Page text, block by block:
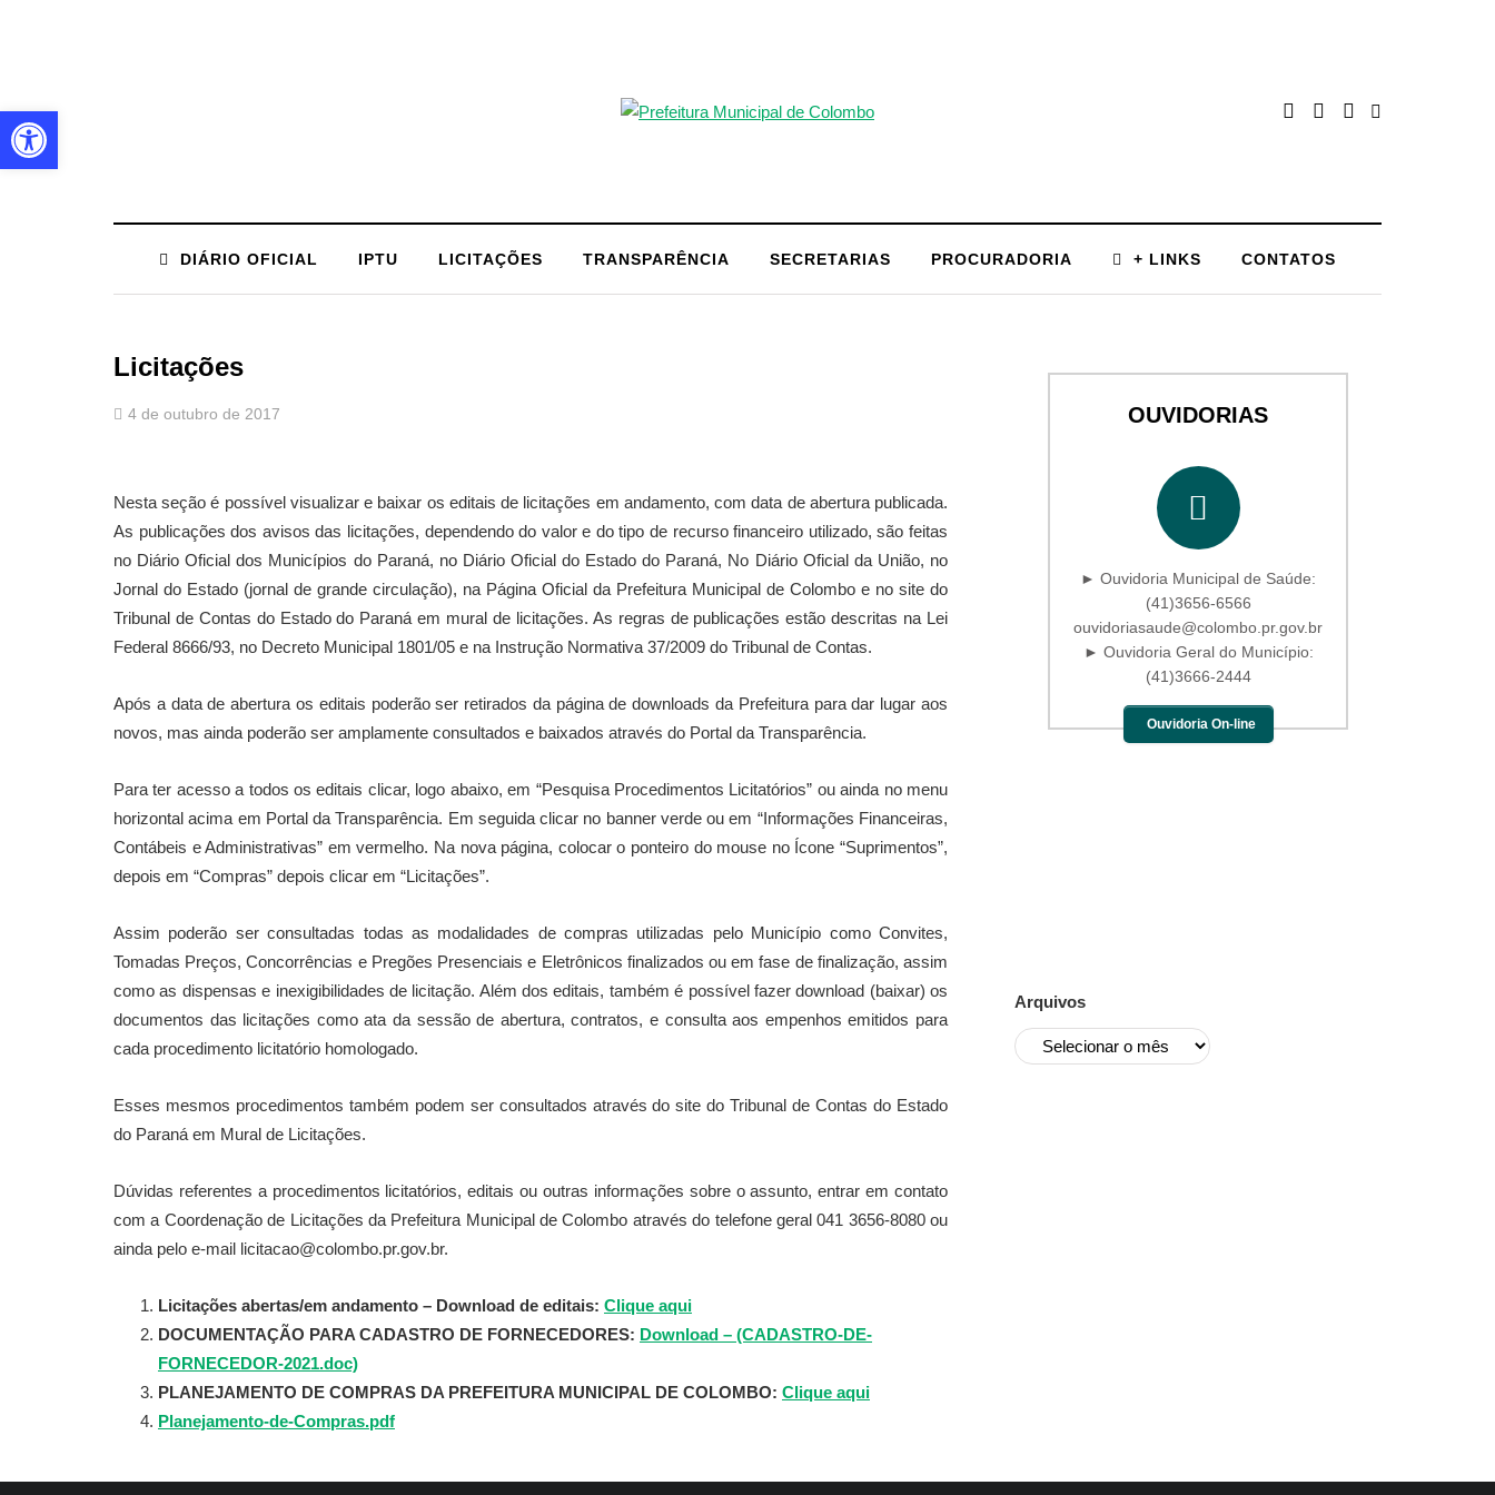
DIÁRIO OFICIAL IPTU LICITAÇÕES TRANSPARÊNCIA SECRETARIAS PROCURADORIA + LINKS CONTATOS
Licitações
4 de outubro de 2017
Nesta seção é possível visualizar e baixar os editais de licitações em andamento, com data de abertura publicada.
As publicações dos avisos das licitações, dependendo do valor e do tipo de recurso financeiro utilizado, são feitas
no Diário Oficial dos Municípios do Paraná, no Diário Oficial do Estado do Paraná, No Diário Oficial da União, no
Jornal do Estado (jornal de grande circulação), na Página Oficial da Prefeitura Municipal de Colombo e no site do
Tribunal de Contas do Estado do Paraná em mural de licitações. As regras de publicações estão descritas na Lei
Federal 8666/93, no Decreto Municipal 1801/05 e na Instrução Normativa 37/2009 do Tribunal de Contas.
Após a data de abertura os editais poderão ser retirados da página de downloads da Prefeitura para dar lugar aos
novos, mas ainda poderão ser amplamente consultados e baixados através do Portal da Transparência.
Para ter acesso a todos os editais clicar, logo abaixo, em “Pesquisa Procedimentos Licitatórios” ou ainda no menu
horizontal acima em Portal da Transparência. Em seguida clicar no banner verde ou em “Informações Financeiras,
Contábeis e Administrativas” em vermelho. Na nova página, colocar o ponteiro do mouse no Ícone “Suprimentos”,
depois em “Compras” depois clicar em “Licitações”.
Assim poderão ser consultadas todas as modalidades de compras utilizadas pelo Município como Convites,
Tomadas Preços, Concorrências e Pregões Presenciais e Eletrônicos finalizados ou em fase de finalização, assim
como as dispensas e inexigibilidades de licitação. Além dos editais, também é possível fazer download (baixar) os
documentos das licitações como ata da sessão de abertura, contratos, e consulta aos empenhos emitidos para
cada procedimento licitatório homologado.
Esses mesmos procedimentos também podem ser consultados através do site do Tribunal de Contas do Estado
do Paraná em Mural de Licitações.
Dúvidas referentes a procedimentos licitatórios, editais ou outras informações sobre o assunto, entrar em contato
com a Coordenação de Licitações da Prefeitura Municipal de Colombo através do telefone geral 041 3656-8080 ou
ainda pelo e-mail licitacao@colombo.pr.gov.br.
Licitações abertas/em andamento – Download de editais: Clique aqui
DOCUMENTAÇÃO PARA CADASTRO DE FORNECEDORES: Download – (CADASTRO-DE-
FORNECEDOR-2021.doc)
PLANEJAMENTO DE COMPRAS DA PREFEITURA MUNICIPAL DE COLOMBO: Clique aqui
Planejamento-de-Compras.pdf
OUVIDORIAS
► Ouvidoria Municipal de Saúde:
(41)3656-6566
ouvidoriasaude@colombo.pr.gov.br
► Ouvidoria Geral do Município:
(41)3666-2444
Ouvidoria On-line
Arquivos
Barra de Ferramentas Aberta